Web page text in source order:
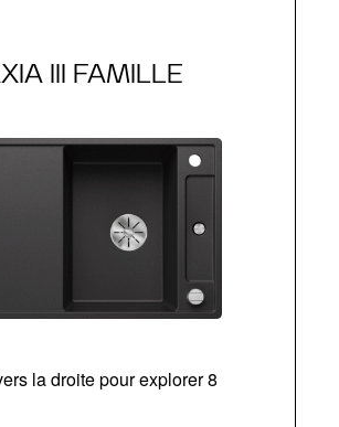
III FAMILLE
la droite pour explorer 8